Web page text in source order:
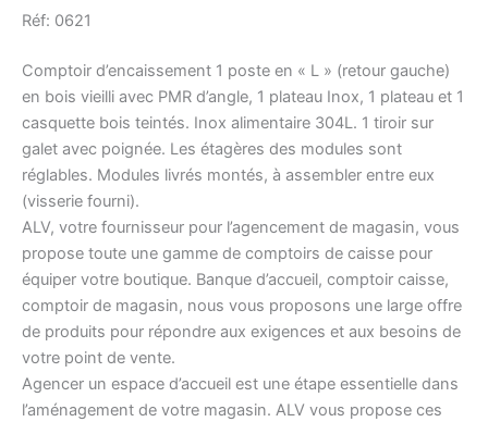
Réf: 0621
Comptoir d’encaissement 1 poste en « L » (retour gauche)
en bois vieilli avec PMR d’angle, 1 plateau Inox, 1 plateau et 1
casquette bois teintés. Inox alimentaire 304L. 1 tiroir sur
galet avec poignée. Les étagères des modules sont
réglables. Modules livrés montés, à assembler entre eux
(visserie fourni).
ALV, votre fournisseur pour l’agencement de magasin, vous
propose toute une gamme de comptoirs de caisse pour
équiper votre boutique. Banque d’accueil, comptoir caisse,
comptoir de magasin, nous vous proposons une large offre
de produits pour répondre aux exigences et aux besoins de
votre point de vente.
Agencer un espace d’accueil est une étape essentielle dans
l’aménagement de votre magasin. ALV vous propose ces